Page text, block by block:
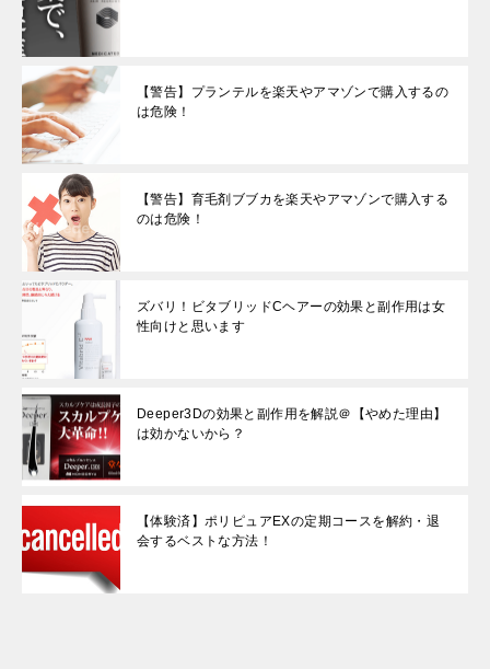
【警告】プランテルを楽天やアマゾンで購入するの
は危険！
【警告】育毛剤ブブカを楽天やアマゾンで購入する
のは危険！
ズバリ！ビタブリッドCヘアーの効果と副作用は女
性向けと思います
Deeper3Dの効果と副作用を解説＠【やめた理由】
は効かないから？
【体験済】ポリピュアEXの定期コースを解約・退
会するベストな方法！